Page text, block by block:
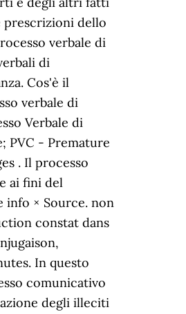
prescrizioni dello
verbale di
di
Cos'è il
verbale di
Verbale di
PVC - Premature
. Il processo
ai fini del
info × Source. non
constat dans
In questo
comunicativo
degli illeciti